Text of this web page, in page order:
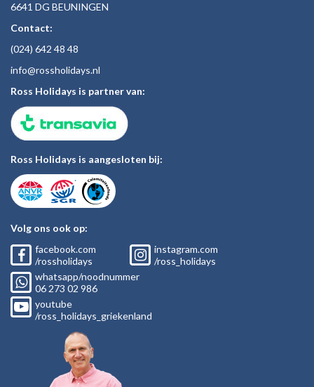
6641 DG BEUNINGEN
Contact:
(024) 642 48 48
info@rossholidays.nl
Ross Holidays is partner van:
Ross Holidays is aangesloten bij:
Volg ons ook op:
facebook.com
/rossholidays
instagram.com
/ross_holidays
whatsapp/noodnummer
06 273 02 986
youtube
/ross_holidays_griekenland